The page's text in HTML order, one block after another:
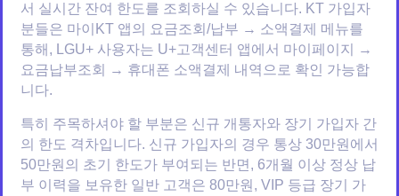
서 실시간 잔여 한도를 조회하실 수 있습니다. KT 가입자
분들은 마이KT 앱의 요금조회/납부 → 소액결제 메뉴를
통해, LGU+ 사용자는 U+고객센터 앱에서 마이페이지 →
요금납부조회 → 휴대폰 소액결제 내역으로 확인 가능합
니다.
특히 주목하셔야 할 부분은 신규 개통자와 장기 가입자 간
의 한도 격차입니다. 신규 가입자의 경우 통상 30만원에서
50만원의 초기 한도가 부여되는 반면, 6개월 이상 정상 납
부 이력을 보유한 일반 고객은 80만원, VIP 등급 장기 가